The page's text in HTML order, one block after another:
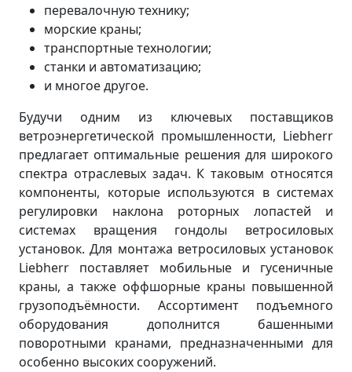
перевалочную технику;
морские краны;
транспортные технологии;
станки и автоматизацию;
и многое другое.
Будучи одним из ключевых поставщиков
ветроэнергетической промышленности, Liebherr
предлагает оптимальные решения для широкого
спектра отраслевых задач. К таковым относятся
компоненты, которые используются в системах
регулировки наклона роторных лопастей и
системах вращения гондолы ветросиловых
установок. Для монтажа ветросиловых установок
Liebherr поставляет мобильные и гусеничные
краны, а также оффшорные краны повышенной
грузоподъёмности. Ассортимент подъемного
оборудования дополнится башенными
поворотными кранами, предназначенными для
особенно высоких сооружений.